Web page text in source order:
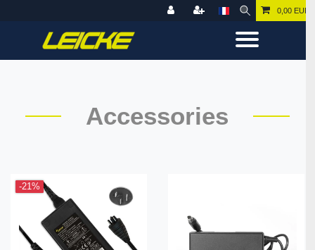
0,00 EUR
Accessories
-21%